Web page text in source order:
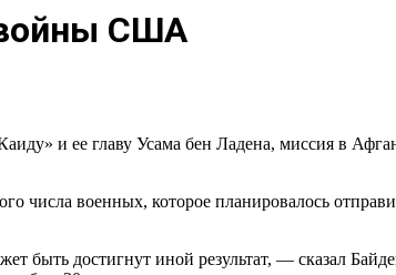
США
и ее главу Усама бен Ладена, миссия в
числа военных, которое планировалось
быть достигнут иной результат, — сказал